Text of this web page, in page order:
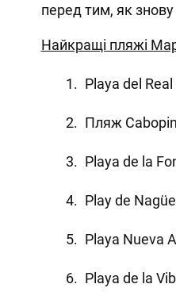
перед тим, як
Найкращі пляжі
Playa del
Пляж
Playa de la
Play de
Playa Nueva
Playa de la